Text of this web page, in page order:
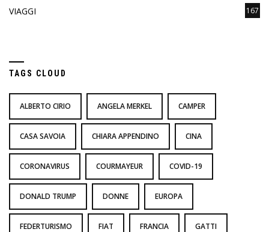
VIAGGI 167
TAGS CLOUD
ALBERTO CIRIO ANGELA MERKEL CAMPER
CASA SAVOIA CHIARA APPENDINO CINA
CORONAVIRUS COURMAYEUR COVID-19
DONALD TRUMP DONNE EUROPA
FEDERTURISMO FIAT FRANCIA GATTI